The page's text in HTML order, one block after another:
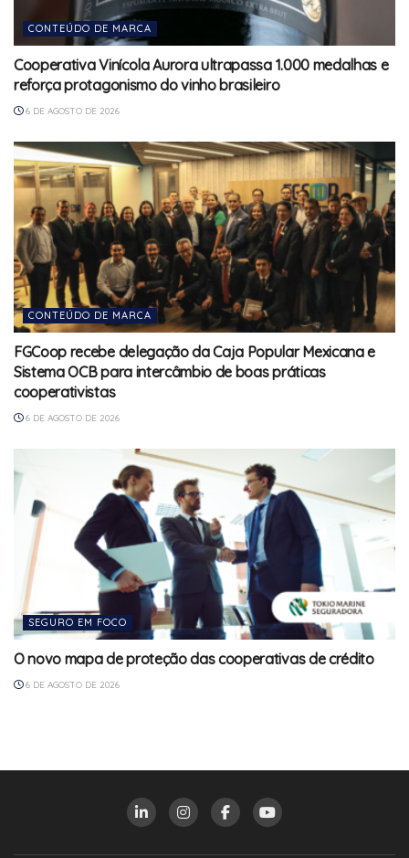
CONTEÚDO DE MARCA
Cooperativa Vinícola Aurora ultrapassa 1.000 medalhas e
reforça protagonismo do vinho brasileiro
6 DE AGOSTO DE 2026
CONTEÚDO DE MARCA
FGCoop recebe delegação da Caja Popular Mexicana e
Sistema OCB para intercâmbio de boas práticas
cooperativistas
6 DE AGOSTO DE 2026
SEGURO EM FOCO
O novo mapa de proteção das cooperativas de crédito
6 DE AGOSTO DE 2026